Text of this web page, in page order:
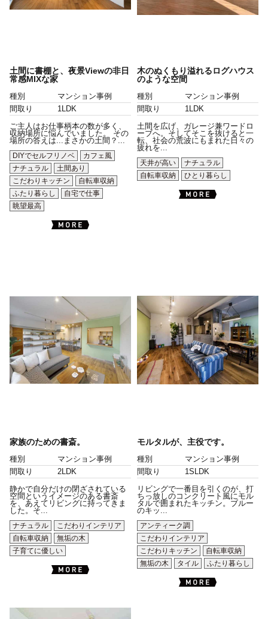
土間に書棚と、夜景Viewの非日
常感MIXな家
種別
マンション事例
間取り
1LDK
ご主人はお仕事柄本の数が多く、
収納場所に悩んでいました。 その
場所の答えは...まさかの土間？...
DIYでセルフリノベ
カフェ風
ナチュラル
土間あり
こだわりキッチン
自転車収納
ふたり暮らし
自宅で仕事
眺望最高
木のぬくもり溢れるログハウス
のような空間
種別
マンション事例
間取り
1LDK
土間を広げ、ガレージ兼ワードロ
ーブへ。そしてそこを抜けると一
転、社会の荒波にもまれた日々の
疲れを...
天井が高い
ナチュラル
自転車収納
ひとり暮らし
家族のための書斎。
種別
マンション事例
間取り
2LDK
静かで自分だけの閉ざされている
空間というイメージのある書斎
を、あえてリビングに持ってきま
した。そ...
ナチュラル
こだわりインテリア
自転車収納
無垢の木
子育てに優しい
モルタルが、主役です。
種別
マンション事例
間取り
1SLDK
リビングで一番目を引くのが、打
ちっ放しのコンクリート風にモル
タルで囲まれたキッチン。ブルー
のキッ...
アンティーク調
こだわりインテリア
こだわりキッチン
自転車収納
無垢の木
タイル ふたり暮らし